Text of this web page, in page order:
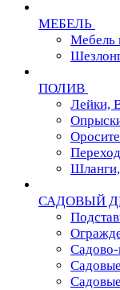
МЕБЕЛЬ
Мебель
ПОЛИВ
Лейки,
САДОВЫЙ
Садово-